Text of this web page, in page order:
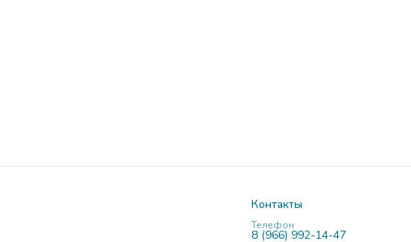
Контакты
Телефон
8 (966) 992-14-47